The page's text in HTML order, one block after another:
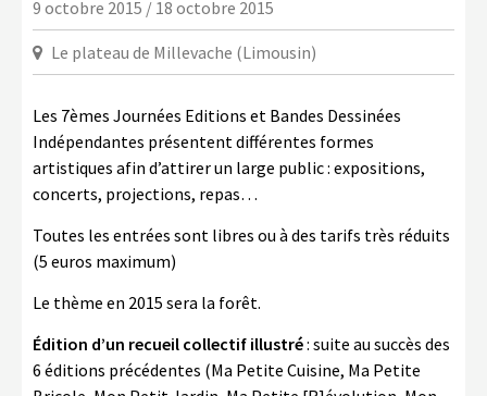
9 octobre 2015 / 18 octobre 2015
Le plateau de Millevache (Limousin)
Les 7èmes Journées Editions et Bandes Dessinées
Indépendantes présentent différentes formes
artistiques afin d’attirer un large public : expositions,
concerts, projections, repas…
Toutes les entrées sont libres ou à des tarifs très réduits
(5 euros maximum)
Le thème en 2015 sera la forêt.
Édition d’un recueil collectif illustré: suite au succès des
6 éditions précédentes (Ma Petite Cuisine, Ma Petite